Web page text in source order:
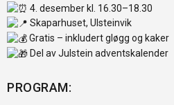
4. desember kl. 16.30–18.30
Skaparhuset, Ulsteinvik
Gratis – inkludert gløgg og kaker
Del av Julstein adventskalender
PROGRAM: